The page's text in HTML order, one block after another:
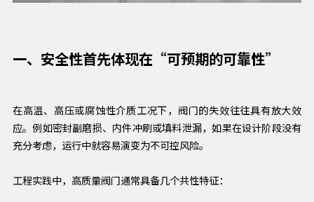
一、安全性首先体现在“可预期的可靠性”
在高温、高压或腐蚀性介质工况下，阀门的失效往往具有放大效
应。例如密封副磨损、内件冲刷或填料泄漏，如果在设计阶段没有
充分考虑，运行中就容易演变为不可控风险。
工程实践中，高质量阀门通常具备几个共性特征：